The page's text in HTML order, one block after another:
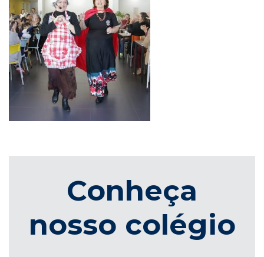
Conheça
nosso colégio